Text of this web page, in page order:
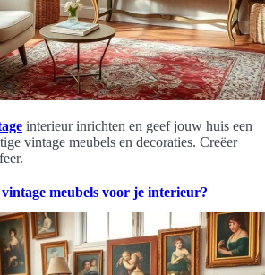
interieur inrichten en geef jouw huis een
vintage meubels en decoraties. Creëer
meubels voor je interieur?